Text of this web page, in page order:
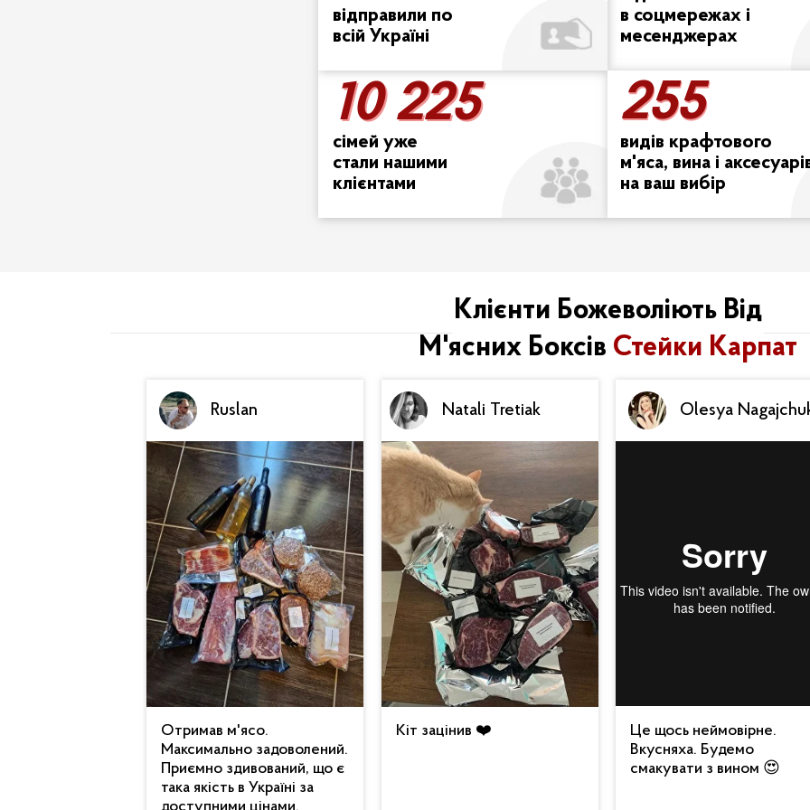
10 225
10 225
сімей уже
стали нашими
клієнтами
відправили по
всій Україні
255
255
видів крафтового
м'яса, вина і
на ваш вибір
в соцмережах і
месенджерах
Клієнти Божеволіють Від
М'ясних Боксів Стейки Карпат
Отримав м'ясо.
Максимально задоволений.
Приємно здивований, що є
така якість в Україні за
Ruslan
Кіт зацінив ❤️
Natali Tretiak
Це щось неймовірне.
Вкусняха. Будемо
смакувати з вином 😍
Olesya